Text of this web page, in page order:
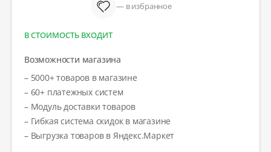
— в избранное
В СТОИМОСТЬ ВХОДИТ
Возможности магазина
– 5000+ товаров в магазине
– 60+ платежных систем
– Модуль доставки товаров
– Гибкая система скидок в магазине
– Выгрузка товаров в Яндекс.Маркет